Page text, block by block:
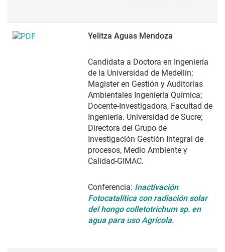
Yelitza Aguas Mendoza
Candidata a Doctora en Ingeniería
de la Universidad de Medellín;
Magister en Gestión y Auditorías
Ambientales Ingeniería Química;
Docente-Investigadora, Facultad de
Ingeniería. Universidad de Sucre;
Directora del Grupo de
Investigación Gestión Integral de
procesos, Medio Ambiente y
Calidad-GIMAC.
Conferencia: Inactivación
Fotocatalítica con radiación solar
del hongo colletotrichum sp. en
agua para uso Agrícola.